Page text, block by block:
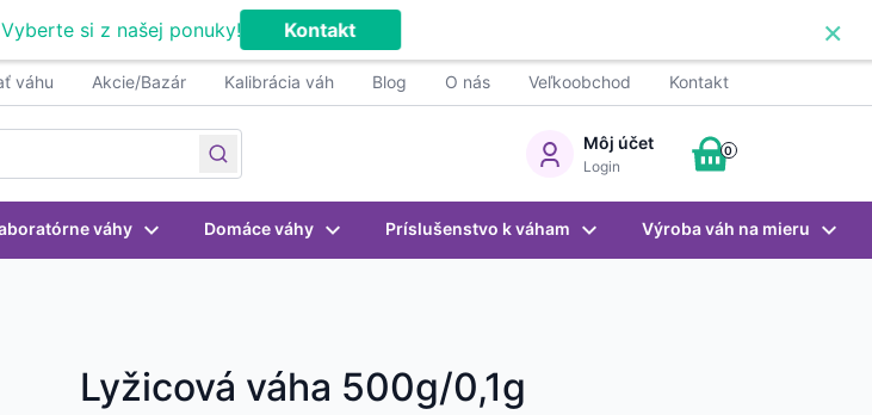
si z našej ponuky! Kontakt ×
váhu Akcie/Bazár Kalibrácia váh Blog O nás Veľkoobchod Kontakt
Môj účet
Login
0
váhy Domáce váhy Príslušenstvo k váham Výroba váh na mieru
Lyžicová váha 500g/0,1g